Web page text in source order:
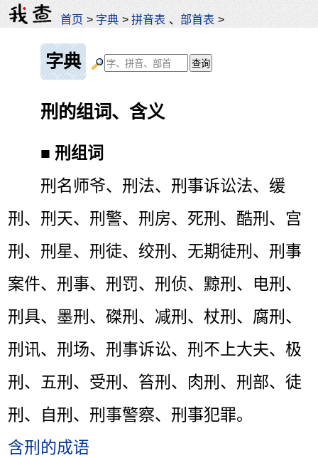
首页 > 字典 >拼音表 、部首表 >
字典
刑的组词、含义
■ 刑组词
刑名师爷、刑法、刑事诉讼法、缓
刑、刑天、刑警、刑房、死刑、酷刑、宫
刑、刑星、刑徒、绞刑、无期徒刑、刑事
案件、刑事、刑罚、刑侦、黥刑、电刑、
刑具、墨刑、磔刑、减刑、杖刑、腐刑、
刑讯、刑场、刑事诉讼、刑不上大夫、极
刑、五刑、受刑、笞刑、肉刑、刑部、徒
刑、自刑、刑事警察、刑事犯罪。
含刑的成语